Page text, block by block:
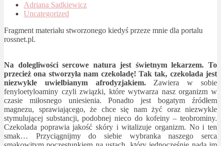
Adriana Sadkiewicz
Uncategorized
Fragment materiału stworzonego kiedyś przeze mnie dla portalu
rossnet.pl.
Na dolegliwości sercowe natura jest świetnym lekarzem. To
przecież ona stworzyła nam czekoladę! Tak tak, czekolada jest
niezwykle uwielbianym afrodyzjakiem.Zawiera w sobie
fenyloetyloaminy czyli związki, które wytwarza nasz organizm w
czasie miłosnego uniesienia. Ponadto jest bogatym źródłem
magnezu, sprawiającego, że chce się nam żyć oraz niezwykle
stymulującej substancji, podobnej nieco do kofeiny – teobrominy.
Czekolada poprawia jakość skóry i witalizuje organizm. No i ten
smak… Przyciągnijmy do siebie wybranka naszego serca